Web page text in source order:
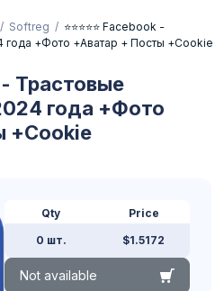
Softreg
⭐⭐⭐⭐⭐ Facebook -
года +Фото +Аватар + Посты +Cookie
- Трастовые
года +Фото
+Cookie
Qty
0 шт.
Price
$1.5172
Not available